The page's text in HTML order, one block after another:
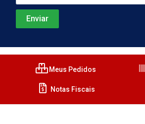
Meus Pedidos
Notas Fiscais